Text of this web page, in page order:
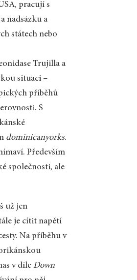
pracují s
nadsázku a
státech nebo
Trujilla a
situaci –
příběhů
S
dominicanyorks.
Především
společnosti, ale
už jen
je cítit napětí
Na příběhu v
v díleDown